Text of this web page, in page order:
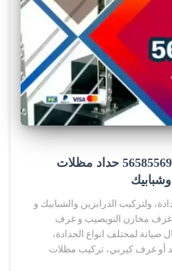
معلم حداد النويصيب 56585569 حداد مظلات
ولتركيب الدرابزين والشبابيك و
غرف مخازن النويصيب و غرف
لمختلف انواع الحدادة،
أو غرف كيربي، تركيب مظلات